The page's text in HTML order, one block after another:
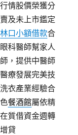
情股價榮獲分
及未上市鑑定
林口小額借款合
科醫師幫家人
，提供中醫師
療發展完美技
衣產業經驗合
餐酒館屬依精
質借資金週轉
貸